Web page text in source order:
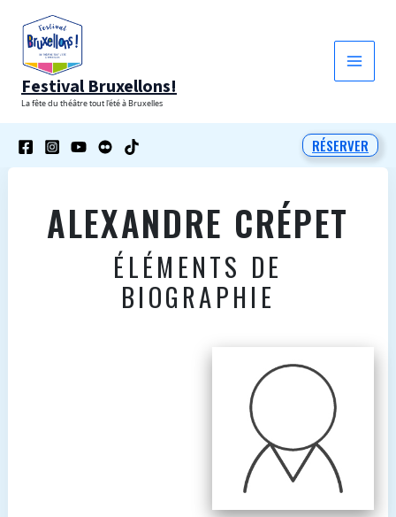
contenu
Festival Bruxellons!
La fête du théâtre tout l'été à Bruxelles
RÉSERVER
ALEXANDRE CRÉPET
ÉLÉMENTS DE
BIOGRAPHIE